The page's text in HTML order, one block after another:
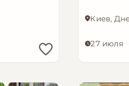
Киев,
27 июля